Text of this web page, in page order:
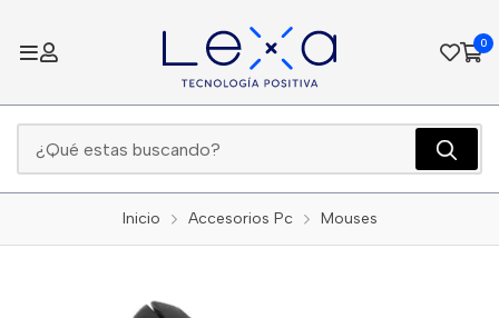
0
Inicio Accesorios Pc Mouses